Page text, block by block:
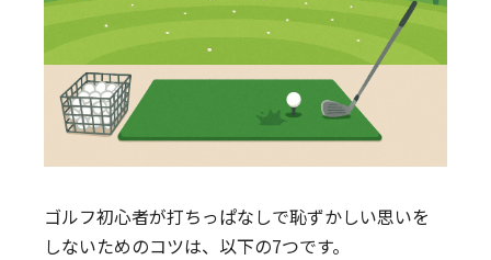
ゴルフ初心者が打ちっぱなしで恥ずかしい思いを
しないためのコツは、以下の7つです。